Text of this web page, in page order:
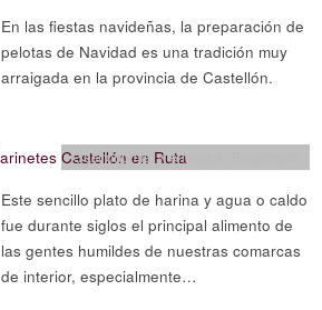
En las fiestas navideñas, la preparación de
pelotas de Navidad es una tradición muy
arraigada en la provincia de Castellón.
Gastronomía y enología
Este sencillo plato de harina y agua o caldo
fue durante siglos el principal alimento de
las gentes humildes de nuestras comarcas
de interior, especialmente…